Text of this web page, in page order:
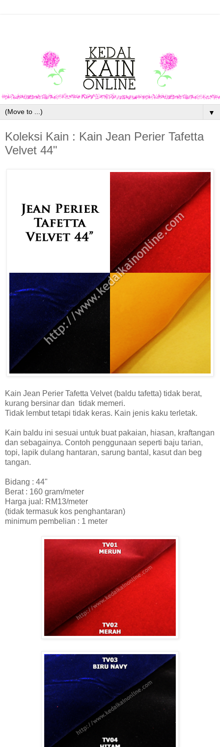
▼
Koleksi Kain : Kain Jean Perier Tafetta
Velvet 44"
Kain Jean Perier Tafetta Velvet (baldu tafetta) tidak berat,
kurang bersinar dan tidak memeri.
Tidak lembut tetapi tidak keras. Kain jenis kaku terletak.
Kain baldu ini sesuai untuk buat pakaian, hiasan, kraftangan
dan sebagainya. Contoh penggunaan seperti baju tarian,
topi, lapik dulang hantaran, sarung bantal, kasut dan beg
tangan.
Bidang : 44"
Berat : 160 gram/meter
Harga jual: RM13/meter
(tidak termasuk kos penghantaran)
minimum pembelian : 1 meter